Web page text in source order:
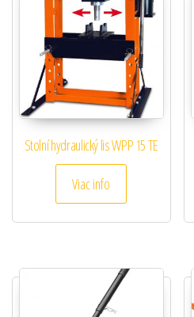
Stolní hydraulický lis WPP 15 TE
Viac info